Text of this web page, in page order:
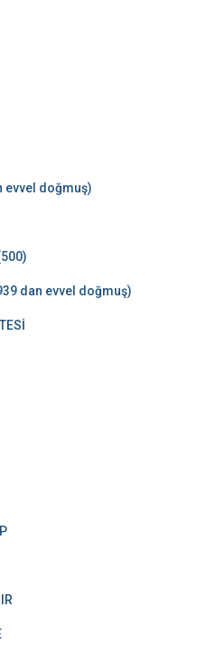
evvel doğmuş)
dan evvel doğmuş)